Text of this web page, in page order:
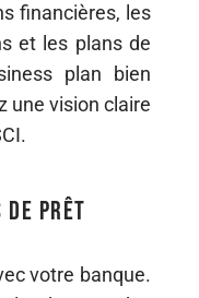
financières, les
et les plans de
plan bien
une vision claire
de prêt
votre banque.